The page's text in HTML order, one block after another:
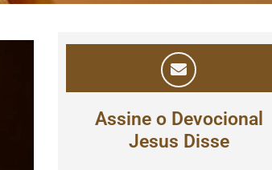
Assine o Devocional
Jesus Disse